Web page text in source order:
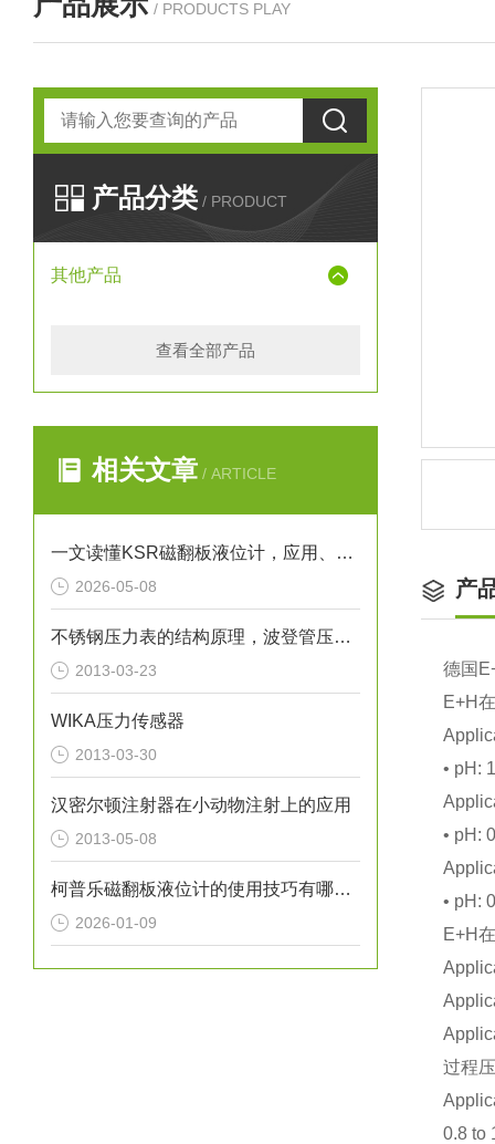
/ PRODUCTS PLAY
产品分类 / PRODUCT
其他产品
查看全部产品
相关文章 / ARTICLE
一文读懂KSR磁翻板液位计，应用、操作与养护
2026-05-08
不锈钢压力表的结构原理，波登管压力表原理
2013-03-23
WIKA压力传感器
2013-03-30
汉密尔顿注射器在小动物注射上的应用
2013-05-08
柯普乐磁翻板液位计的使用技巧有哪些？
2026-01-09
产
德国
E+H
• pH:
• pH:
• pH:
E+H
过程
0.8 to